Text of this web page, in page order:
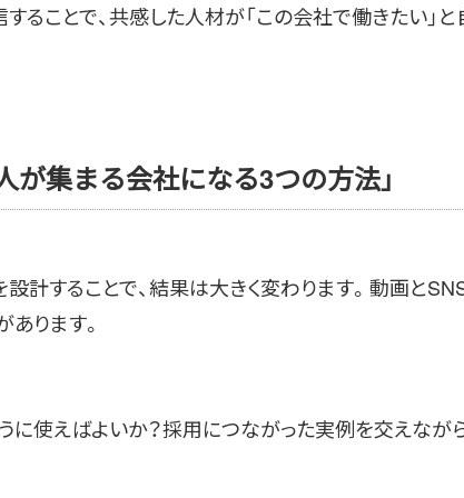
ことで、共感した人材が「この会社で働きたい」と
が集まる会社になる3つの方法」
設計することで、結果は大きく変わります。動画と
ります。
使えばよいか？採用につながった実例を交えながら